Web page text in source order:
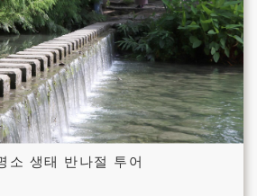
소 생태 반나절 투어